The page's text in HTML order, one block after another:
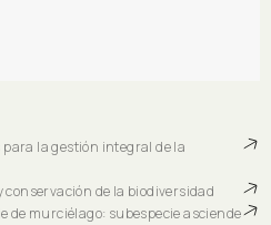
la gestión integral de la
de la biodiversidad
de murciélago: subespecie asciende